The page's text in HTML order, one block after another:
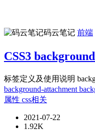
码云笔记 前端
CSS3
标签定义及使用说明
background-attachment
属性 css相关
2021-07-22
1.92K